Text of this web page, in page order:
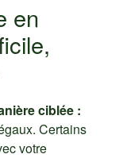
en
ciblée :
Certains
votre